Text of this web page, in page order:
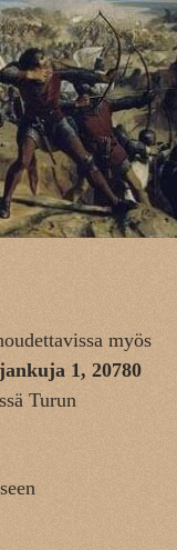
myös
1, 20780
Turun